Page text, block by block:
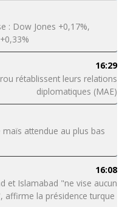
: Dow Jones +0,17%,
16:29
rétablissent leurs relations
diplomatiques (MAE)
attendue au plus bas
16:08
et Islamabad "ne vise aucun
affirme la présidence turque